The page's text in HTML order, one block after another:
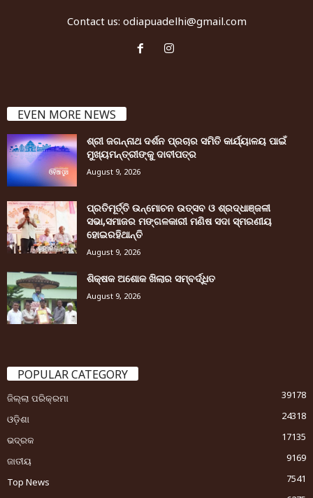
Contact us: odiapuadelhi@gmail.com
EVEN MORE NEWS
ଶ୍ରୀ ଜଗନ୍ନାଥ ଦର୍ଶନ ପ୍ରଚାର ସମିତି କାର୍ଯ୍ୟାଳୟ ପାଇଁ
ମୁଖ୍ୟମନ୍ତ୍ରୀଙ୍କୁ ଦାବୀପତ୍ର
August 9, 2026
ପ୍ରତିମୂର୍ତ୍ତି ଉନ୍ମୋଚନ ଉତ୍ସବ ଓ ଶ୍ରଦ୍ଧାଞ୍ଜଳୀ
ସଭା,ସମାଜର ମଙ୍ଗଳକାରୀ ମଣିଷ ସଦା ସ୍ମରଣୀୟ
ହୋଇରହିଥାନ୍ତି
August 9, 2026
ଶିକ୍ଷକ ଅଶୋକ ଖିଲାର ସମ୍ବର୍ଦ୍ଧିତ
August 9, 2026
POPULAR CATEGORY
ଜିଲ୍ଲା ପରିକ୍ରମା
39178
ଓଡ଼ିଶା
24318
ଭଦ୍ରକ
17135
ଜାତୀୟ
9169
Top News
7541